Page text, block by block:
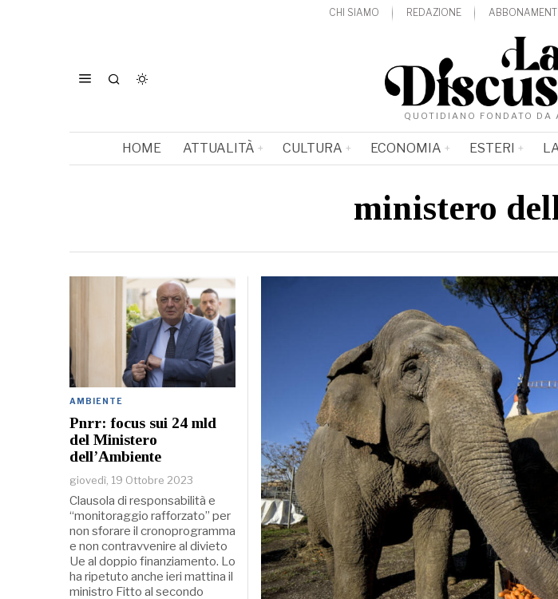
CHI SIAMO REDAZIONE ABBONAMENTI
QUOTIDIANO FONDATO DA
HOME ATTUALITÀ CULTURA ECONOMIA ESTERI
ministero
AMBIENTE
Pnrr: focus sui 24 mld
del Ministero
dell’Ambiente
giovedì, 19 Ottobre 2023
Clausola di responsabilità e
“monitoraggio rafforzato” per
non sforare il cronoprogramma
e non contravvenire al divieto
Ue al doppio finanziamento. Lo
ha ripetuto anche ieri mattina il
ministro Fitto al secondo